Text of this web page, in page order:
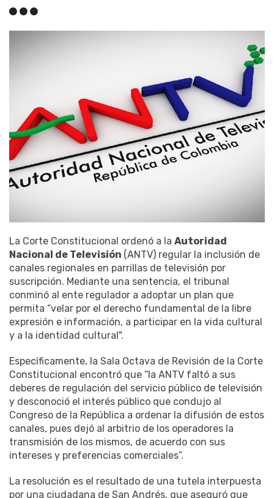
La Corte Constitucional ordenó a la Autoridad
Nacional de Televisión (ANTV) regular la inclusión de
canales regionales en parrillas de televisión por
suscripción. Mediante una sentencia, el tribunal
conminó al ente regulador a adoptar un plan que
permita “velar por el derecho fundamental de la libre
expresión e información, a participar en la vida cultural
y a la identidad cultural".
Específicamente, la Sala Octava de Revisión de la Corte
Constitucional encontró que “la ANTV faltó a sus
deberes de regulación del servicio público de televisión
y desconoció el interés público que condujo al
Congreso de la República a ordenar la difusión de estos
canales, pues dejó al arbitrio de los operadores la
transmisión de los mismos, de acuerdo con sus
intereses y preferencias comerciales”.
La resolución es el resultado de una tutela interpuesta
por una ciudadana de San Andrés, que aseguró que